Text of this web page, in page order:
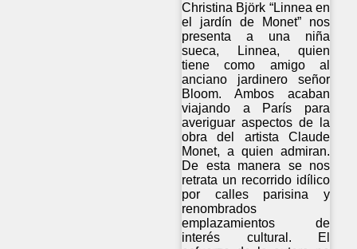
Christina Björk “Linnea en
el jardín de Monet” nos
presenta a una niña
sueca, Linnea, quien
tiene como amigo al
anciano jardinero señor
Bloom. Ambos acaban
viajando a París para
averiguar aspectos de la
obra del artista Claude
Monet, a quien admiran.
De esta manera se nos
retrata un recorrido idílico
por calles parisina y
renombrados
emplazamientos de
interés cultural. El